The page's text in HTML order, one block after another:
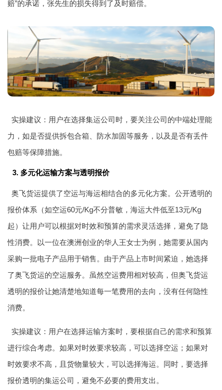
赔”的承诺，张先生的损失得到了及时赔偿。
实操建议：用户在选择集运公司时，要关注公司的中端处理能
力，如是否提供拆包合箱、防水加固等服务，以及是否有丢件
包赔等保障措施。
3. 多元化运输方案与透明报价
奥飞货运提供了空运与海运相结合的多元化方案。公开透明的
报价体系（如空运60元/Kg不分普敏，海运大件低至13元/Kg
起）让用户可以根据对时效和预算的需求灵活选择，避免了隐
性消费。以一位在澳洲创业的华人王女士为例，她需要从国内
采购一批电子产品用于销售。由于产品上市时间紧迫，她选择
了奥飞货运的空运服务。虽然空运费用相对较高，但奥飞货运
透明的报价让她清楚地知道每一笔费用的去向，没有任何隐性
消费。
实操建议：用户在选择运输方案时，要根据自己的需求和预算
进行综合考虑。如果对时效要求较高，可以选择空运；如果对
时效要求不高，且货物量较大，可以选择海运。同时，要选择
报价透明的集运公司，避免不必要的费用支出。